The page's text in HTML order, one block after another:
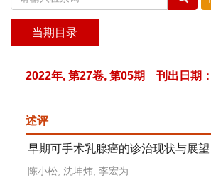
当期目录
2022年, 第27卷, 第05期 刊出日期
述评
早期可手术乳腺癌的诊治现状与展望
陈小松, 沈坤炜, 李宏为